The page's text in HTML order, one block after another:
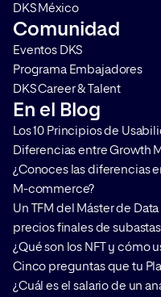
DKS México
Comunidad
Eventos DKS
Programa Embajadores
DKS Career & Talent
En el Blog
Los 10 Principios de
Diferencias entre Growth
¿Conoces las diferencias
M-commerce?
Un TFM del Máster de
precios finales de subastas
¿Qué son los NFT y cómo
Cinco preguntas que tu
¿Cuál es el salario de un